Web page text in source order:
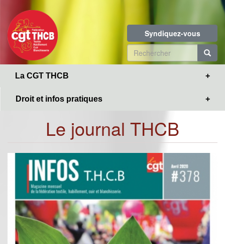
contenu
principal
Syndiquez-vous
Formulaire
de
La CGT THCB
Droit et infos pratiques
Le journal THCB